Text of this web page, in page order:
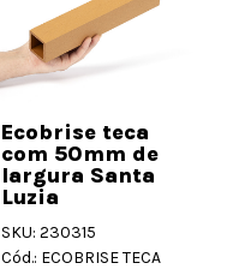
Ecobrise teca
com 50mm de
largura Santa
Luzia
SKU: 230315
Cód.: ECOBRISE TECA